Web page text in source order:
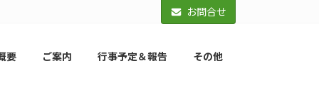
お問合せ
要 ご案内 行事予定＆報告 その他